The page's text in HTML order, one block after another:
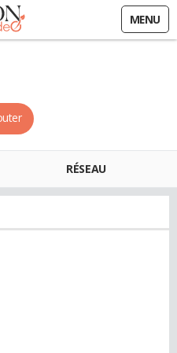
MENU
RÉSEAU